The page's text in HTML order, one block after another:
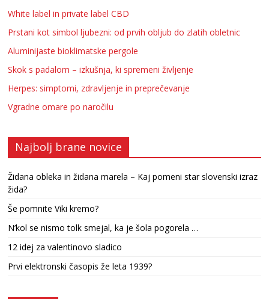
White label in private label CBD
Prstani kot simbol ljubezni: od prvih obljub do zlatih obletnic
Aluminijaste bioklimatske pergole
Skok s padalom – izkušnja, ki spremeni življenje
Herpes: simptomi, zdravljenje in preprečevanje
Vgradne omare po naročilu
Najbolj brane novice
Židana obleka in židana marela – Kaj pomeni star slovenski izraz
žida?
Še pomnite Viki kremo?
N’kol se nismo tolk smejal, ka je šola pogorela …
12 idej za valentinovo sladico
Prvi elektronski časopis že leta 1939?